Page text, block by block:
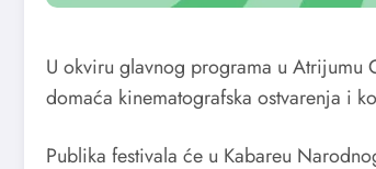
U okviru glavnog programa u Atrijumu
domaća kinematografska ostvarenja i
Publika festivala će u Kabareu